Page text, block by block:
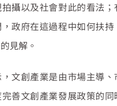
攝以及社會對此的看法
政府在這過程中如何扶
見解。
文創產業是由市場主導
善文創產業發展政策的